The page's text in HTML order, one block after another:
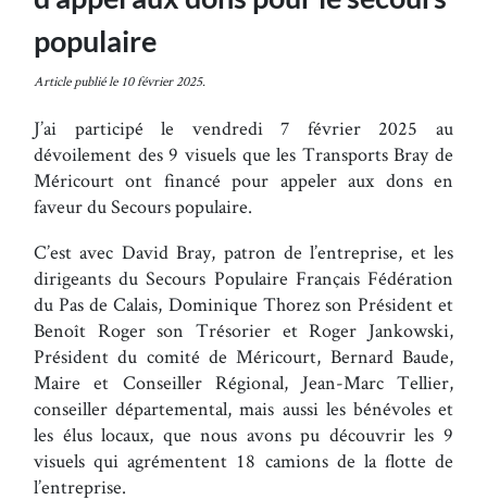
populaire
Article publié le 10 février 2025.
J’ai participé le vendredi 7 février 2025 au
dévoilement des 9 visuels que les Transports Bray de
Méricourt ont financé pour appeler aux dons en
faveur du Secours populaire.
C’est avec David Bray, patron de l’entreprise, et les
dirigeants du Secours Populaire Français Fédération
du Pas de Calais, Dominique Thorez son Président et
Benoît Roger son Trésorier et Roger Jankowski,
Président du comité de Méricourt, Bernard Baude,
Maire et Conseiller Régional, Jean-Marc Tellier,
conseiller départemental, mais aussi les bénévoles et
les élus locaux, que nous avons pu découvrir les 9
visuels qui agrémentent 18 camions de la flotte de
l’entreprise.